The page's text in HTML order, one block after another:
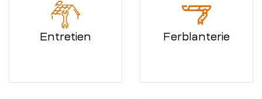
Entretien Ferblanterie